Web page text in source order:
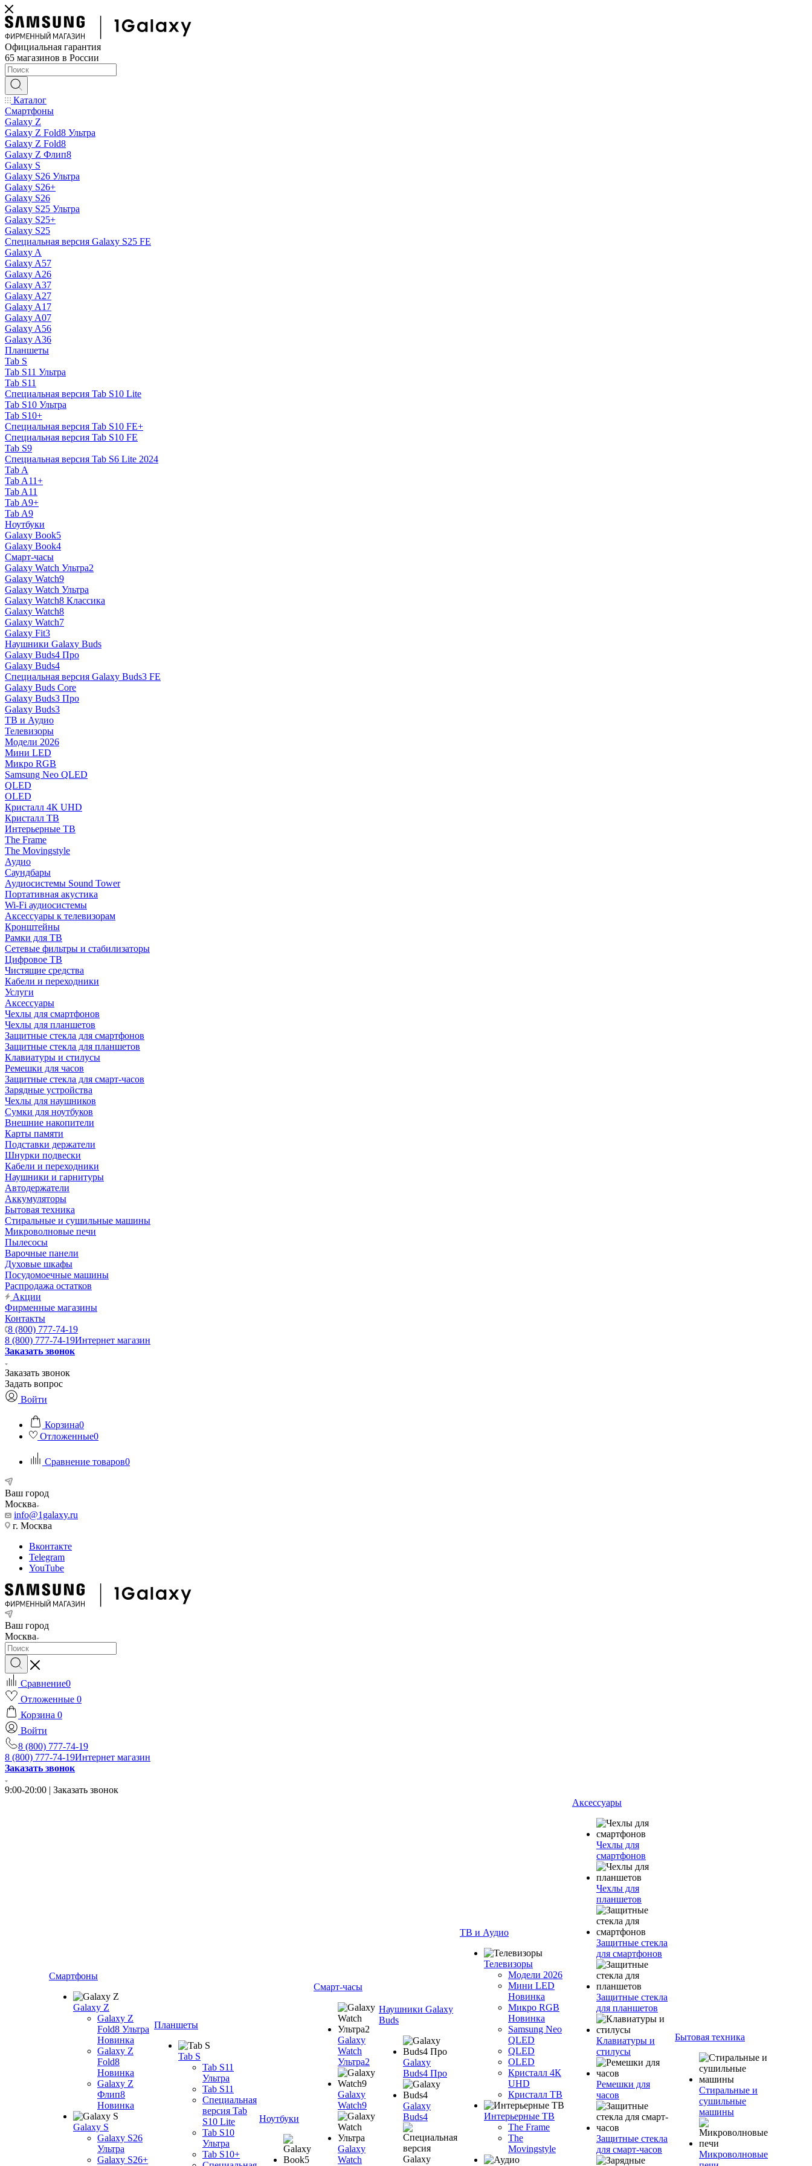
Официальная гарантия
65 магазинов в России
Каталог
Смартфоны
Galaxy Z
Galaxy Z Fold8 Ультра
Galaxy Z Fold8
Galaxy Z Флип8
Galaxy S
Galaxy S26 Ультра
Galaxy S26+
Galaxy S26
Galaxy S25 Ультра
Galaxy S25+
Galaxy S25
Специальная версия Galaxy S25 FE
Galaxy A
Galaxy A57
Galaxy A26
Galaxy A37
Galaxy A27
Galaxy A17
Galaxy A07
Galaxy A56
Galaxy A36
Планшеты
Tab S
Tab S11 Ультра
Tab S11
Специальная версия Tab S10 Lite
Tab S10 Ультра
Tab S10+
Специальная версия Tab S10 FE+
Специальная версия Tab S10 FE
Tab S9
Специальная версия Tab S6 Lite 2024
Tab A
Tab A11+
Tab A11
Tab A9+
Tab A9
Ноутбуки
Galaxy Book5
Galaxy Book4
Смарт-часы
Galaxy Watch Ультра2
Galaxy Watch9
Galaxy Watch Ультра
Galaxy Watch8 Классика
Galaxy Watch8
Galaxy Watch7
Galaxy Fit3
Наушники Galaxy Buds
Galaxy Buds4 Про
Galaxy Buds4
Специальная версия Galaxy Buds3 FE
Galaxy Buds Core
Galaxy Buds3 Про
Galaxy Buds3
ТВ и Аудио
Телевизоры
Модели 2026
Мини LED
Микро RGB
Samsung Neo QLED
QLED
OLED
Кристалл 4К UHD
Кристалл ТВ
Интерьерные ТВ
The Frame
The Movingstyle
Аудио
Саундбары
Аудиосистемы Sound Tower
Портативная акустика
Wi-Fi аудиосистемы
Аксессуары к телевизорам
Кронштейны
Рамки для ТВ
Сетевые фильтры и стабилизаторы
Цифровое ТВ
Чистящие средства
Кабели и переходники
Услуги
Аксессуары
Чехлы для смартфонов
Чехлы для планшетов
Защитные стекла для смартфонов
Защитные стекла для планшетов
Клавиатуры и стилусы
Ремешки для часов
Защитные стекла для смарт-часов
Зарядные устройства
Чехлы для наушников
Сумки для ноутбуков
Внешние накопители
Карты памяти
Подставки держатели
Шнурки подвески
Кабели и переходники
Наушники и гарнитуры
Автодержатели
Аккумуляторы
Бытовая техника
Стиральные и сушильные машины
Микроволновые печи
Пылесосы
Варочные панели
Духовые шкафы
Посудомоечные машины
Распродажа остатков
Акции
Фирменные магазины
Контакты
8 (800) 777-74-19
8 (800) 777-74-19Интернет магазин
Заказать звонок
Заказать звонок
Задать вопрос
Войти
Корзина0
Отложенные0
Сравнение товаров0
Ваш город
Москва
info@1galaxy.ru
г. Москва
Вконтакте
Telegram
YouTube
Ваш город
Москва
Сравнение0
Отложенные 0
Корзина 0
Войти
8 (800) 777-74-19
8 (800) 777-74-19Интернет магазин
Заказать звонок
9:00-20:00 | Заказать звонок
Смартфоны
Galaxy Z
Galaxy Z
Fold8 Ультра
Новинка
Galaxy Z
Fold8
Новинка
Galaxy Z
Флип8
Новинка
Galaxy S
Galaxy S26
Ультра
Galaxy S26+
Планшеты
Tab S
Tab S11
Ультра
Tab S11
Специальная
версия Tab
S10 Lite
Tab S10
Ультра
Tab S10+
Ноутбуки
Смарт-часы
Galaxy
Watch
Ультра2
Galaxy
Watch9
Galaxy
Watch
Наушники Galaxy
Buds
Galaxy
Buds4 Про
Galaxy
Buds4
ТВ и Аудио
Телевизоры
Модели 2026
Мини LED
Новинка
Микро RGB
Новинка
Samsung Neo
QLED
QLED
OLED
Кристалл 4К
UHD
Кристалл ТВ
Интерьерные ТВ
The Frame
The
Movingstyle
Аксессуары
Чехлы для
смартфонов
Чехлы для
планшетов
Защитные стекла
для смартфонов
Защитные стекла
для планшетов
Клавиатуры и
стилусы
Ремешки для
часов
Защитные стекла
для смарт-часов
Бытовая техника
Стиральные и
сушильные
машины
Микроволновые